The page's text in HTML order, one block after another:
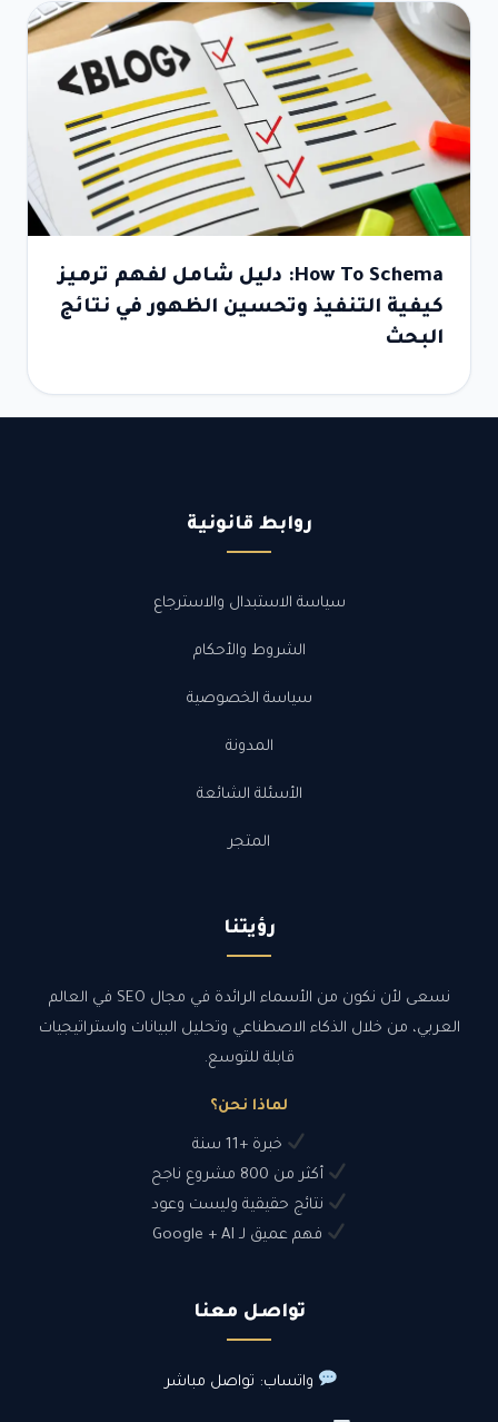
How To Schema: دليل شامل لفهم ترميز
كيفية التنفيذ وتحسين الظهور في نتائج
البحث
روابط قانونية
سياسة الاستبدال والاسترجاع
الشروط والأحكام
سياسة الخصوصية
المدونة
الأسئلة الشائعة
المتجر
رؤيتنا
نسعى لأن نكون من الأسماء الرائدة في مجال SEO في العالم
العربي، من خلال الذكاء الاصطناعي وتحليل البيانات واستراتيجيات
قابلة للتوسع.
لماذا نحن؟
خبرة +11 سنة
أكثر من 800 مشروع ناجح
نتائج حقيقية وليست وعود
فهم عميق لـ Google + AI
تواصل معنا
واتساب: تواصل مباشر